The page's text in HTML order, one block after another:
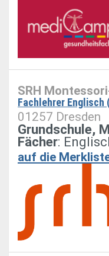
SRH
Fachlehrer Englisch
01257 Dresden
Grundschule,
Fächer:
auf die